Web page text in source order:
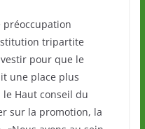
préoccupation
tripartite
pour que le
une place plus
Haut conseil du
sur la promotion, la